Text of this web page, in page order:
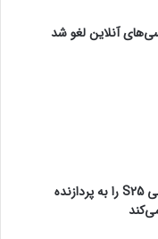
آنلاین لغو شد
سامسونگ احتمالاً گلکسی S25 را به پردازنده